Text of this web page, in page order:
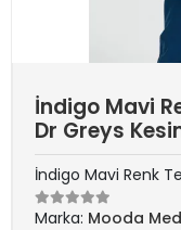
İndigo Mavi
Dr Greys
İndigo Mavi Renk
Marka: Mooda